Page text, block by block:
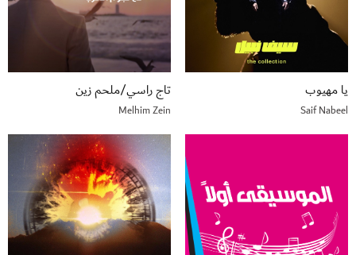
يا مهيوب
Saif Nabeel
تاج راسي/ملحم زين
Melhim Zein